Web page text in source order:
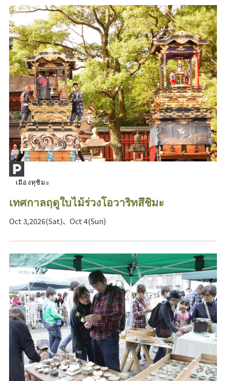
เมืองทุชิมะ
เทศกาลฤดูใบไม้ร่วงโอวาริทสึชิมะ
Oct 3,2026(Sat)、Oct 4(Sun)